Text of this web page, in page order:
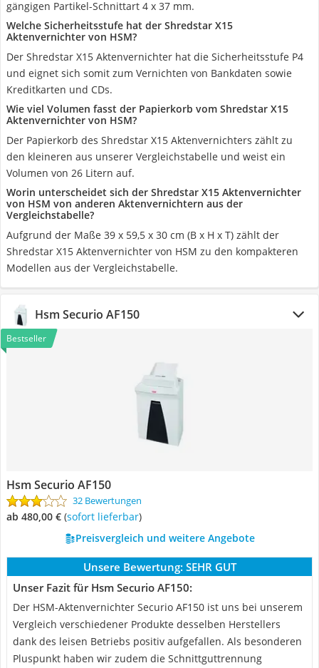
gängigen Partikel-Schnittart 4 x 37 mm.
Welche Sicherheitsstufe hat der Shredstar X15
Aktenvernichter von HSM?
Der Shredstar X15 Aktenvernichter hat die Sicherheitsstufe P4
und eignet sich somit zum Vernichten von Bankdaten sowie
Kreditkarten und CDs.
Wie viel Volumen fasst der Papierkorb vom Shredstar X15
Aktenvernichter von HSM?
Der Papierkorb des Shredstar X15 Aktenvernichters zählt zu
den kleineren aus unserer Vergleichstabelle und weist ein
Volumen von 26 Litern auf.
Worin unterscheidet sich der Shredstar X15 Aktenvernichter
von HSM von anderen Aktenvernichtern aus der
Vergleichstabelle?
Aufgrund der Maße 39 x 59,5 x 30 cm (B x H x T) zählt der
Shredstar X15 Aktenvernichter von HSM zu den kompakteren
Modellen aus der Vergleichstabelle.
Hsm Securio AF150
Bestseller
Hsm Securio AF150
32 Bewertungen
ab 480,00 € ( Sofort lieferbar)
Preisvergleich und weitere Angebote
Unsere Bewertung: SEHR GUT
Unser Fazit für Hsm Securio AF150:
Der HSM-Aktenvernichter Securio AF150 ist uns bei unserem
Vergleich verschiedener Produkte desselben Herstellers
dank des leisen Betriebs positiv aufgefallen. Als besonderen
Pluspunkt haben wir zudem die Schnittguttrennung